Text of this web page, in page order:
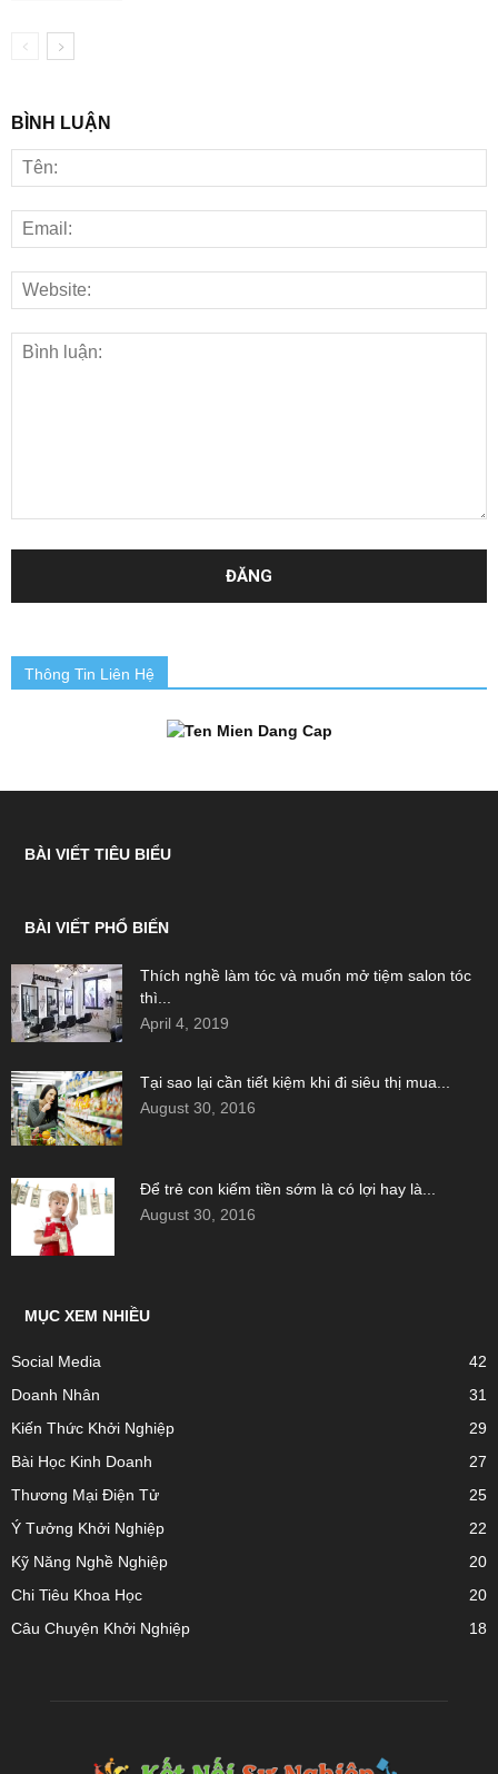
BÌNH LUẬN
Thông Tin Liên Hệ
BÀI VIẾT TIÊU BIỂU
BÀI VIẾT PHỔ BIẾN
Thích nghề làm tóc và muốn mở tiệm salon tóc
thì...
April 4, 2019
Tại sao lại cần tiết kiệm khi đi siêu thị mua...
August 30, 2016
Để trẻ con kiếm tiền sớm là có lợi hay là...
August 30, 2016
MỤC XEM NHIỀU
Social Media
42
Doanh Nhân
31
Kiến Thức Khởi Nghiệp
29
Bài Học Kinh Doanh
27
Thương Mại Điện Tử
25
Ý Tưởng Khởi Nghiệp
22
Kỹ Năng Nghề Nghiệp
20
Chi Tiêu Khoa Học
20
Câu Chuyện Khởi Nghiệp
18